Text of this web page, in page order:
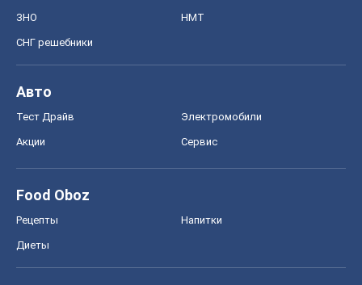
ЗНО НМТ
СНГ решебники
Авто
Тест Драйв Электромобили
Акции Сервис
Food Oboz
Рецепты Напитки
Диеты